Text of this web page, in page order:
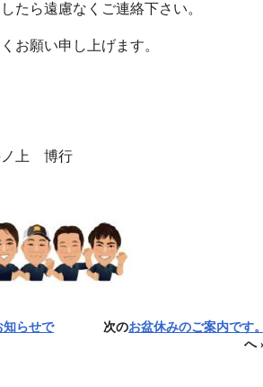
たら遠慮なくご連絡下さい。
お願い申し上げます。
上 博行
知らせで
次のお盆休みのご案内です
へ